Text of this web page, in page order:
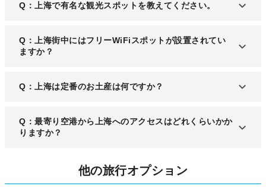
Q：上海で有名な観光スポットを教えてください。
A：ショッピングやグルメを堪能をするなら「外
灘」、ライトアップされた中国の街並みが満喫でき
ズニーリゾート」などがあります。
Q：上海街中にはフリーWiFiスポットが設置されてい
ますか？
A：はい、上海のホットスポットではWi-Fiが利用で
す。
Q：上海は定番のお土産は何ですか？
A：中国茶なら300以上のお茶問屋が集う「天山茶
城」が良いでしょう。新天地の「ZEN lifestore」で
Q：最寄り空港から上海へのアクセスはどれくらいかか
りますか？
A：空港から上海の市街地中心部へは車で約30分の
他の旅行オプション